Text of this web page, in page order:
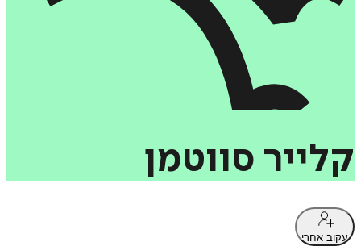
קלייר סווטמן
עקוב אחרי